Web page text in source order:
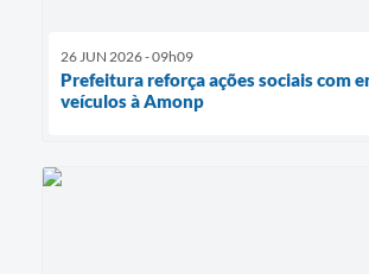
26 JUN 2026 - 09h09
Prefeitura reforça ações sociais com
veículos à Amonp